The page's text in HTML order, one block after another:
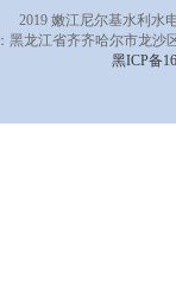
2019 嫩江尼尔基水利水
黑龙江省齐齐哈尔市龙
黑ICP备